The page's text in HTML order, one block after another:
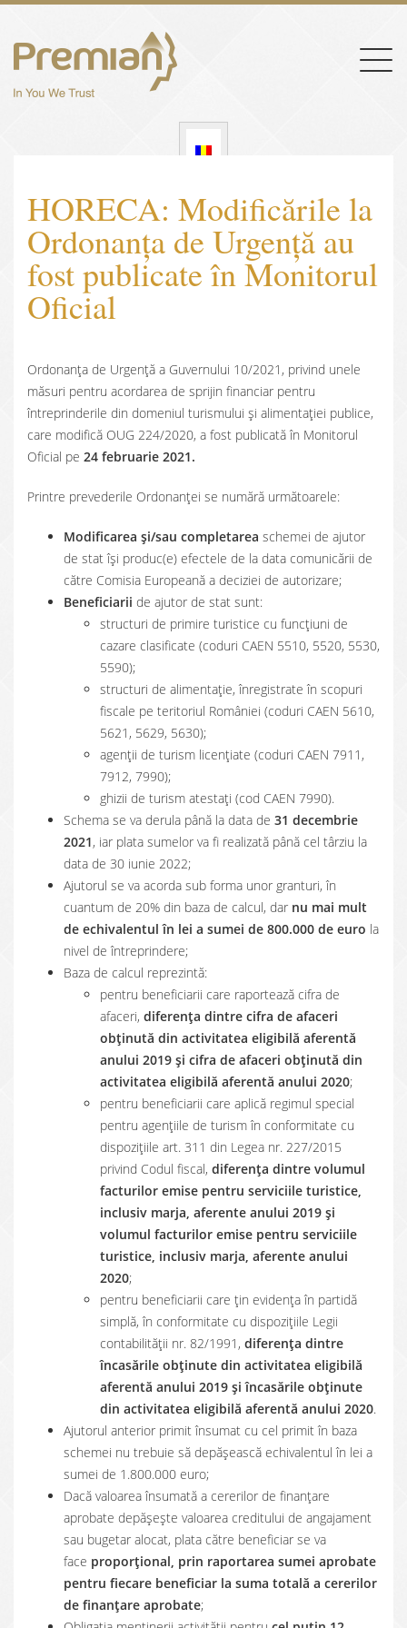
HORECA: Modificările la
Ordonanța de Urgență au
fost publicate în Monitorul
Oficial
Ordonanța de Urgență a Guvernului 10/2021, privind unele
măsuri pentru acordarea de sprijin financiar pentru
întreprinderile din domeniul turismului și alimentației publice,
care modifică OUG 224/2020, a fost publicată în Monitorul
Oficial pe 24 februarie 2021.
Printre prevederile Ordonanței se numără următoarele:
Modificarea și/sau completarea schemei de ajutor
de stat își produc(e) efectele de la data comunicării de
către Comisia Europeană a deciziei de autorizare;
Beneficiarii de ajutor de stat sunt:
structuri de primire turistice cu funcțiuni de
cazare clasificate (coduri CAEN 5510, 5520, 5530,
5590);
structuri de alimentație, înregistrate în scopuri
fiscale pe teritoriul României (coduri CAEN 5610,
5621, 5629, 5630);
agenții de turism licențiate (coduri CAEN 7911,
7912, 7990);
ghizii de turism atestați (cod CAEN 7990).
Schema se va derula până la data de 31 decembrie
2021, iar plata sumelor va fi realizată până cel târziu la
data de 30 iunie 2022;
Ajutorul se va acorda sub forma unor granturi, în
cuantum de 20% din baza de calcul, dar nu mai mult
de echivalentul în lei a sumei de 800.000 de euro la
nivel de întreprindere;
Baza de calcul reprezintă:
pentru beneficiarii care raportează cifra de
afaceri, diferența dintre cifra de afaceri
obținută din activitatea eligibilă aferentă
anului 2019 și cifra de afaceri obținută din
activitatea eligibilă aferentă anului 2020;
pentru beneficiarii care aplică regimul special
pentru agențiile de turism în conformitate cu
dispozițiile art. 311 din Legea nr. 227/2015
privind Codul fiscal, diferența dintre volumul
facturilor emise pentru serviciile turistice,
inclusiv marja, aferente anului 2019 și
volumul facturilor emise pentru serviciile
turistice, inclusiv marja, aferente anului
2020;
pentru beneficiarii care țin evidența în partidă
simplă, în conformitate cu dispozițiile Legii
contabilităţii nr. 82/1991, diferența dintre
încasările obținute din activitatea eligibilă
aferentă anului 2019 și încasările obținute
din activitatea eligibilă aferentă anului 2020.
Ajutorul anterior primit însumat cu cel primit în baza
schemei nu trebuie să depășească echivalentul în lei a
sumei de 1.800.000 euro;
Dacă valoarea însumată a cererilor de finanțare
aprobate depășește valoarea creditului de angajament
sau bugetar alocat, plata către beneficiar se va
face proporțional, prin raportarea sumei aprobate
pentru fiecare beneficiar la suma totală a cererilor
de finanțare aprobate;